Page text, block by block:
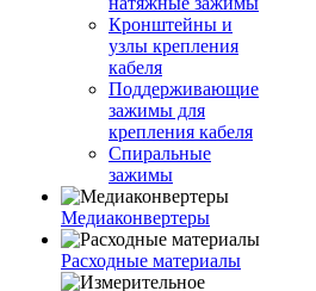
Кронштейны и
узлы крепления
кабеля
Поддерживающие
зажимы для
крепления кабеля
Спиральные
зажимы
Медиаконвертеры
Расходные материалы